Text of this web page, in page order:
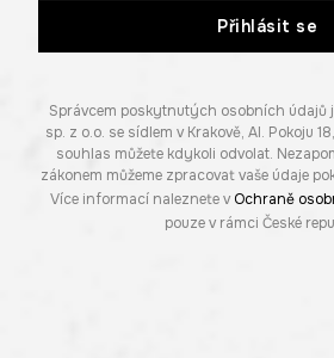
Přihlásit se
Správcem poskytnutých osobních údajů
sp. z o.o. se sídlem v Krakově, Al. Pokoju
souhlas můžete kdykoli odvolat.
zákonem můžeme zpracovat vaše údaje
Více informací naleznete v Ochraně
pouze v rámci České